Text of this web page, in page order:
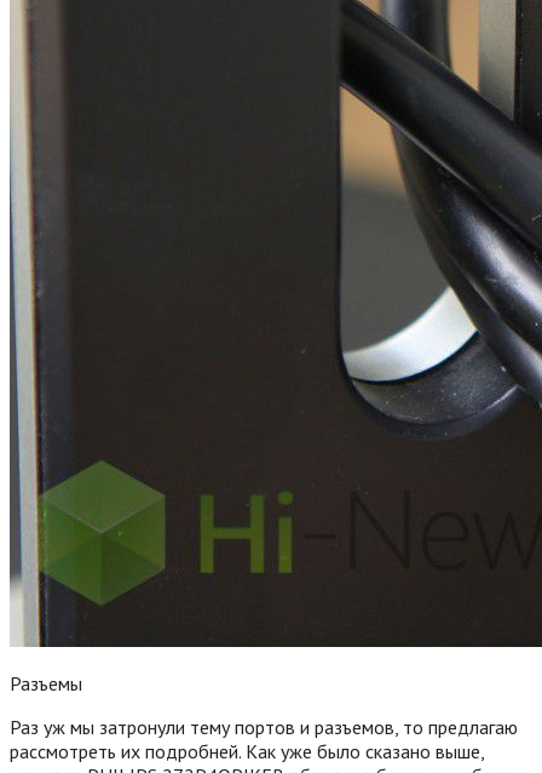
Разъемы
Раз уж мы затронули тему портов и разъемов, то предлагаю
рассмотреть их подробней. Как уже было сказано выше,